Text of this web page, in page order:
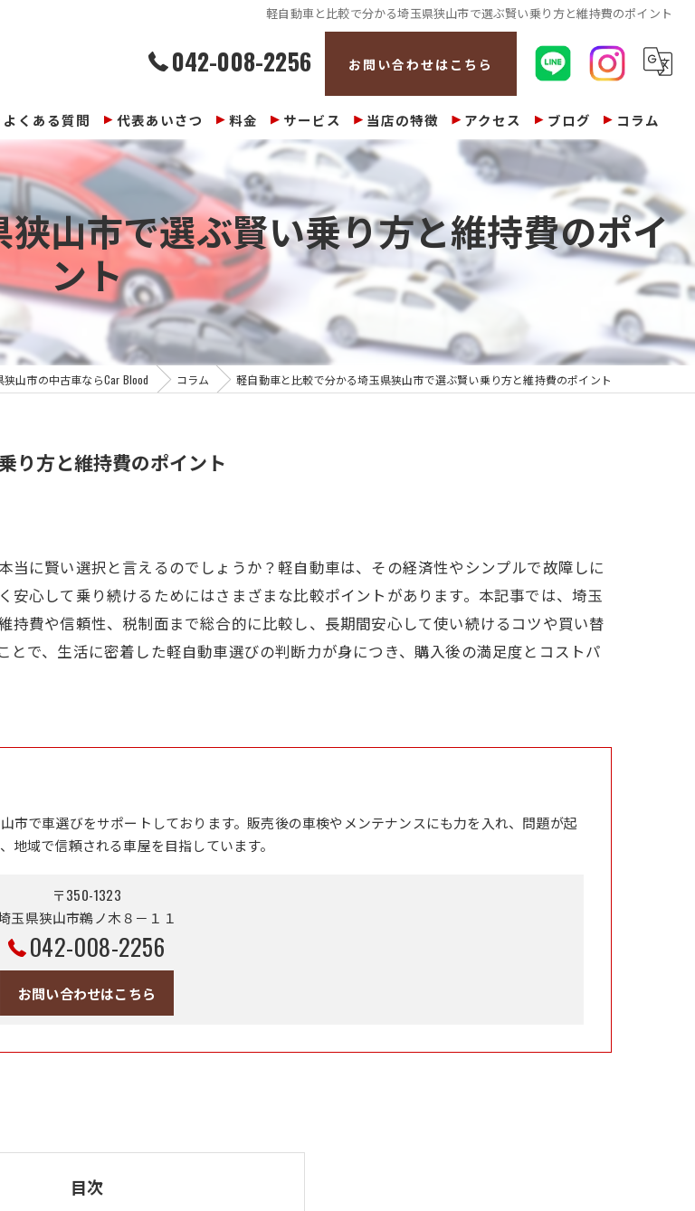
軽自動車と比較で分かる埼玉県狭山市で選ぶ賢い乗り方と維持費のポイント
042-008-2256 お問い合わせはこちら
よくある質問 代表あいさつ 料金 サービス 当店の特徴
整備
車検
買取
アクセス ブログ コラム
山市で選ぶ賢い乗り方と維持費のポイ
ント
狭山市の中古車ならCar Blood コラム 軽自動車と比較で分かる埼玉県狭山市で選ぶ賢い乗り方と維持費のポイント
り方と維持費のポイント
に賢い選択と言えるのでしょうか？軽自動車は、その経済性やシンプルで故障しに
心して乗り続けるためにはさまざまな比較ポイントがあります。本記事では、埼玉
費や信頼性、税制面まで総合的に比較し、長期間安心して使い続けるコツや買い替
で、生活に密着した軽自動車選びの判断力が身につき、購入後の満足度とコストパ
市で車選びをサポートしております。販売後の車検やメンテナンスにも力を入れ、問題が起
地域で信頼される車屋を目指しています。
〒350-1323
玉県狭山市鵜ノ木８－１１
042-008-2256
お問い合わせはこちら
目次